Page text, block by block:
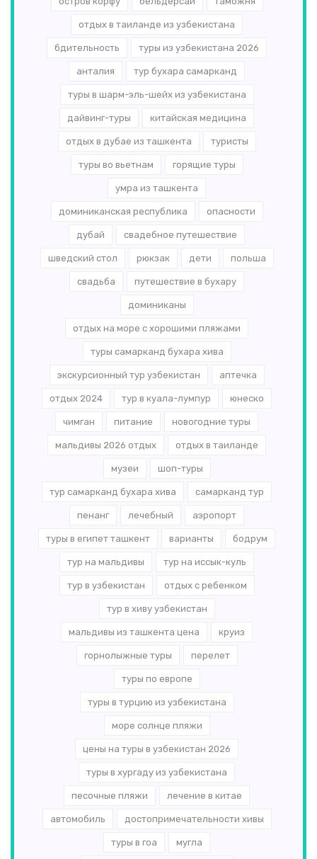
отдых в таиланде из узбекистана
бдительность туры из узбекистана 2026
анталия тур бухара самарканд
туры в шарм-эль-шейх из узбекистана
дайвинг-туры китайская медицина
отдых в дубае из ташкента туристы
туры во вьетнам горящие туры
умра из ташкента
доминиканская республика опасности
дубай свадебное путешествие
шведский стол рюкзак дети польша
свадьба путешествие в бухару
доминиканы
отдых на море с хорошими пляжами
туры самарканд бухара хива
экскурсионный тур узбекистан аптечка
отдых 2024 тур в куала-лумпур юнеско
чимган питание новогодние туры
мальдивы 2026 отдых отдых в таиланде
музеи шоп-туры
тур самарканд бухара хива самарканд тур
пенанг лечебный аэропорт
туры в египет ташкент варианты бодрум
тур на мальдивы тур на иссык-куль
тур в узбекистан отдых с ребенком
тур в хиву узбекистан
мальдивы из ташкента цена круиз
горнолыжные туры перелет
туры по европе
туры в турцию из узбекистана
море солнце пляжи
цены на туры в узбекистан 2026
туры в хургаду из узбекистана
песочные пляжи лечение в китае
автомобиль достопримечательности хивы
туры в гоа мугла